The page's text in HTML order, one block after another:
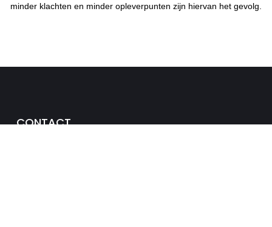
minder klachten en minder opleverpunten zijn hiervan het gevolg.
CONTACT